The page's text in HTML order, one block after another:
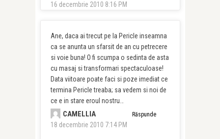
16 decembrie 2010 8:16 PM
Ane, daca ai trecut pe la Pericle inseamna
ca se anunta un sfarsit de an cu petrecere
si voie buna! O fi scumpa o sedinta de asta
cu masaj si transformari spectaculoase!
Data viitoare poate faci si poze imediat ce
termina Pericle treaba; sa vedem si noi de
ce e in stare eroul nostru…
CAMELLIA
18 decembrie 2010 7:14 PM
Răspunde